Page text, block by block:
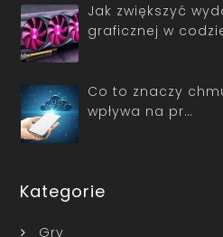
Jak zwiększyć
graficznej w
Co to znaczy
wpływa na pr…
Kategorie
Gry